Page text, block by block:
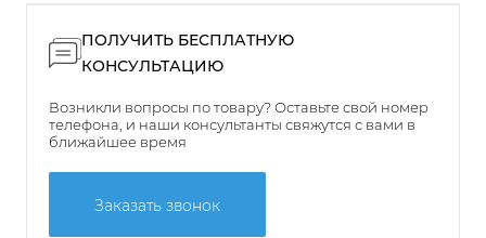
ПОЛУЧИТЬ БЕСПЛАТНУЮ
КОНСУЛЬТАЦИЮ
Возникли вопросы по товару? Оставьте свой номер
телефона, и наши консультанты свяжутся с вами в
ближайшее время
Заказать звонок